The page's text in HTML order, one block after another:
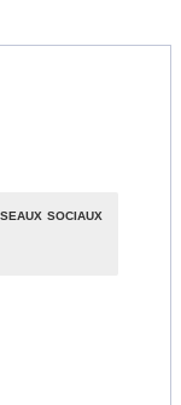
sociaux